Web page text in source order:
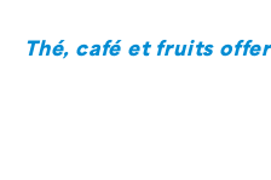
Thé, café et fruits